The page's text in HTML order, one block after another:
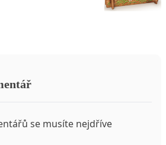
se musíte nejdříve